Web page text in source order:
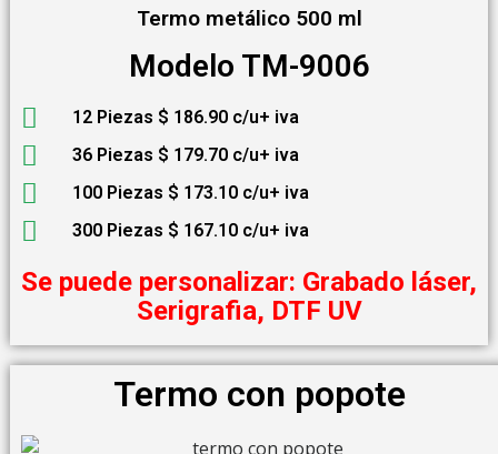
Termo metálico 500 ml
Modelo TM-9006
12 Piezas $ 186.90 c/u+ iva
36 Piezas $ 179.70 c/u+ iva
100 Piezas $ 173.10 c/u+ iva
300 Piezas $ 167.10 c/u+ iva
Se puede personalizar: Grabado láser,
Serigrafia, DTF UV
Termo con popote